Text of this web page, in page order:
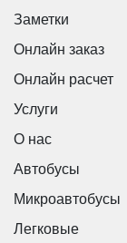
Заметки
Онлайн заказ
Онлайн расчет
Услуги
О нас
Автобусы
Микроавтобусы
Легковые